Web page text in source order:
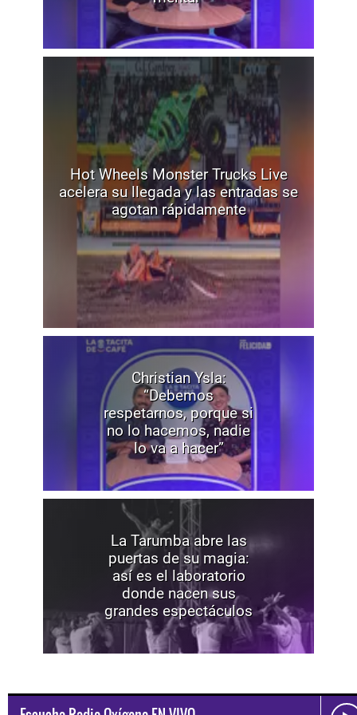
Hot Wheels Monster Trucks Live
acelera su llegada y las entradas se
agotan rápidamente
Christian Ysla:
“Debemos
respetarnos, porque si
no lo hacemos, nadie
lo va a hacer”
La Tarumba abre las
puertas de su magia:
así es el laboratorio
donde nacen sus
grandes espectáculos